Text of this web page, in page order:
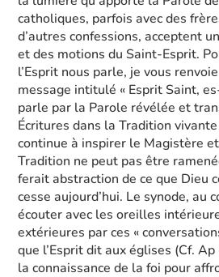
catholiques, parfois avec des
d’autres confessions, acceptent
et des motions du Saint-Esprit.
l’Esprit nous parle, je vous
message intitulé « Esprit Saint,
parle par la Parole révélée et
Écritures dans la Tradition vivante
continue à inspirer le Magistère
Tradition ne peut pas être
ferait abstraction de ce que Dieu
cesse aujourd’hui. Le synode, au
écouter avec les oreilles
extérieures par ces «
que l’Esprit dit aux églises (Cf.
la connaissance de la foi pour